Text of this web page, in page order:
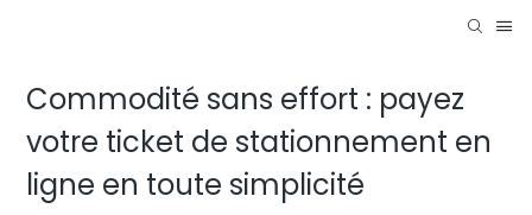
Commodité sans effort : payez
votre ticket de stationnement en
ligne en toute simplicité